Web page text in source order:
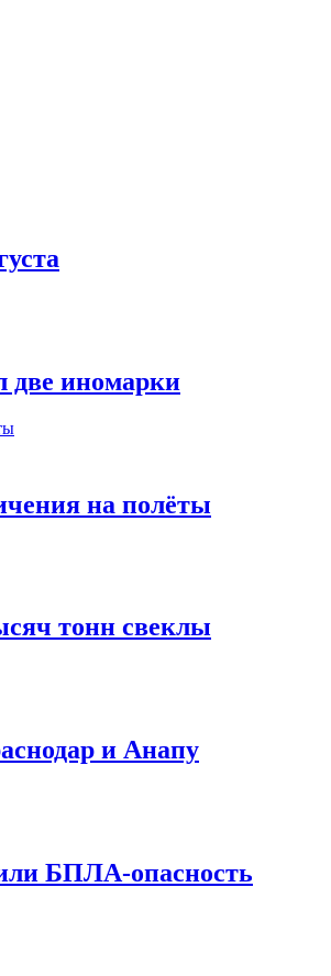
две иномарки
на полёты
тонн свеклы
и Анапу
БПЛА-опасность